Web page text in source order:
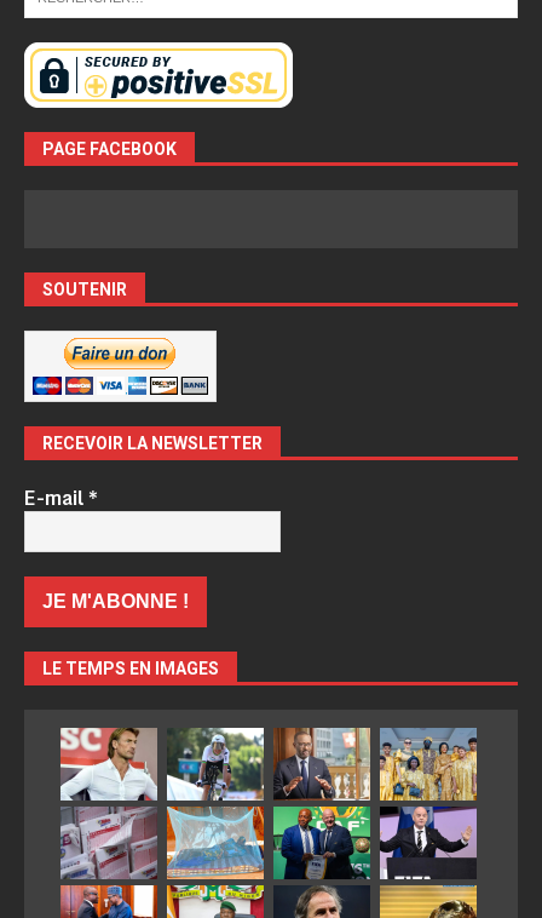
PAGE FACEBOOK
SOUTENIR
RECEVOIR LA NEWSLETTER
E-mail*
LE TEMPS EN IMAGES